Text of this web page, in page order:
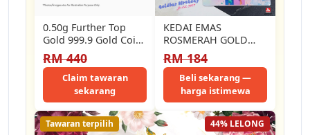
0.50g Further Top
Gold 999.9 Gold Coin
Mini Gold Bar Emas
Tulen…
RM 440
Claim tawaran
sekarang
KEDAI EMAS
ROSMERAH GOLD
999.9 GOLD BAR
BIRTHDAY 🎂 🥳
RM 184
Beli sekarang —
harga istimewa
44% LELONG
Tawaran terpilih